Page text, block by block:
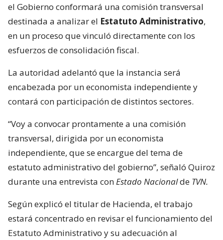
el Gobierno conformará una comisión transversal
destinada a analizar el Estatuto Administrativo,
en un proceso que vinculó directamente con los
esfuerzos de consolidación fiscal.
La autoridad adelantó que la instancia será
encabezada por un economista independiente y
contará con participación de distintos sectores.
“Voy a convocar prontamente a una comisión
transversal, dirigida por un economista
independiente, que se encargue del tema de
estatuto administrativo del gobierno”, señaló Quiroz
durante una entrevista conEstado Nacionalde TVN.
Según explicó el titular de Hacienda, el trabajo
estará concentrado en revisar el funcionamiento del
Estatuto Administrativo y su adecuación al